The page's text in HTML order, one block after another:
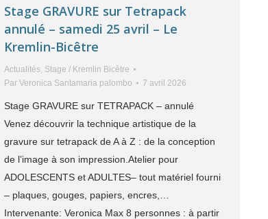
Stage GRAVURE sur Tetrapack
annulé – samedi 25 avril – Le
Kremlin-Bicêtre
Actualités, Stage / Kremlin Bicêtre
Par Veronica Santamaria palombo 7 avril 2026
Stage GRAVURE sur TETRAPACK – annulé
Venez découvrir la technique artistique de la
gravure sur tetrapack de A à Z : de la conception
de l’image à son impression.Atelier pour
ADOLESCENTS et ADULTES– tout matériel fourni
– plaques, gouges, papiers, encres,…
Intervenante: Veronica Max 8 personnes : à partir